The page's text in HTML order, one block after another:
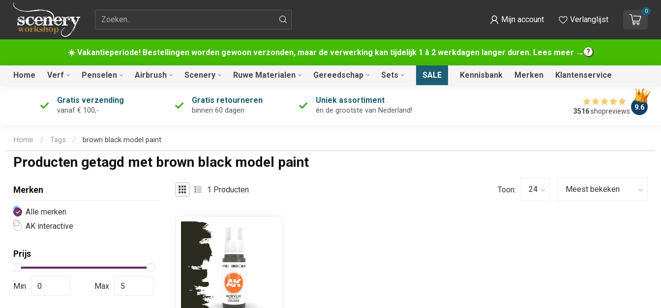
☀️ Vakantieperiode! Bestellingen worden gewoon verzonden, maar de verwerking kan tijdelijk 1 à 2 werkdagen langer duren. Lees meer →
Zoekterm Mijn account Verlanglijst
0
Home Verf Penselen Airbrush Scenery Ruwe Materialen Gereedschap Sets SALE Kennisbank Merken Klantenservice
Gratis verzending
vanaf € 100,-
Gratis retourneren
binnen 60 dagen
Uniek assortiment
én de grootste van Nederland! 3516shopreviews 9.6
Home / Tags / brown black model paint
Producten getagd met brown black model paint
Merken
Alle merken
AK interactive
Prijs
Min Max
1 Producten Toon: